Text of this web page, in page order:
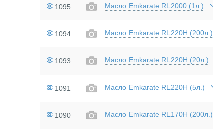
1095 Масло Emkarate RL2000 (1л.)
1094 Масло Emkarate RL220H (200л.)
1093 Масло Emkarate RL220H (20л.)
1091 Масло Emkarate RL220H (5л.)
1090 Масло Emkarate RL170H (200л.)